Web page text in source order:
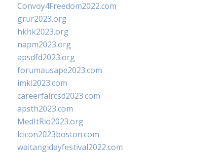
Convoy4Freedom2022.com
grur2023.org
hkhk2023.org
napm2023.org
apsdfd2023.org
forumausape2023.com
imkl2023.com
careerfaircsd2023.com
apsth2023.com
MedItRio2023.org
lcicon2023boston.com
waitangidayfestival2022.com